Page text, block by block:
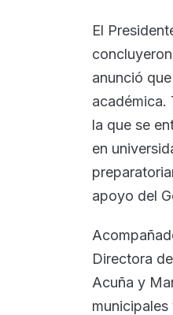
El
anunció
académica.
la que se
en
apoyo del
Directora
Acuña y